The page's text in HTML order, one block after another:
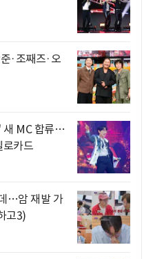
·조째즈·오
새 MC 합류…
로카드
…암 재발 가
고3)